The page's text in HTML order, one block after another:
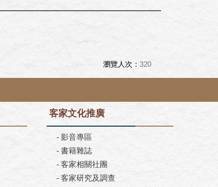
瀏覽人次： 320
客家文化推廣
- 影音專區
- 書籍雜誌
- 客家相關社團
- 客家研究及調查